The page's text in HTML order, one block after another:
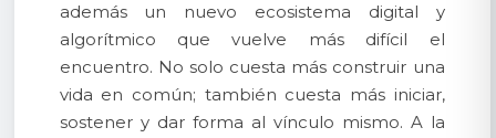
además un nuevo ecosistema digital y
algorítmico que vuelve más difícil el
encuentro. No solo cuesta más construir una
vida en común; también cuesta más iniciar,
sostener y dar forma al vínculo mismo. A la